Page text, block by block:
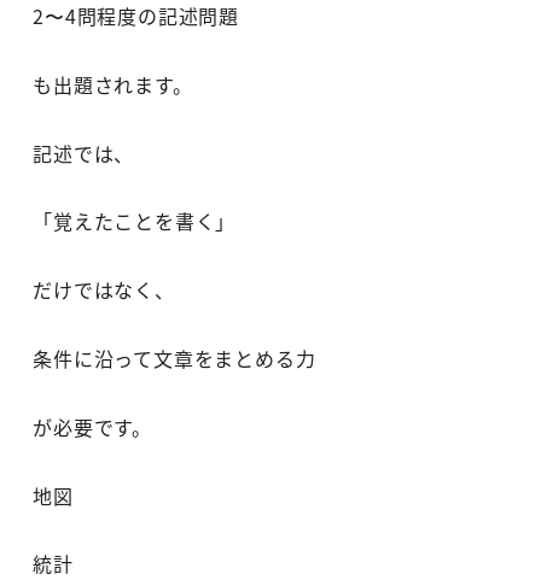
2〜4問程度の記述問題
も出題されます。
記述では、
「覚えたことを書く」
だけではなく、
条件に沿って文章をまとめる力
が必要です。
地図
統計